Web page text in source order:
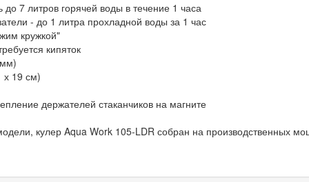
7 литров горячей воды в течение 1 часа
- до 1 литра прохладной воды за 1 час
кружкой"
кипяток
19 см)
держателей стаканчиков на магните
кулер Aqua Work 105-LDR собран на производственных